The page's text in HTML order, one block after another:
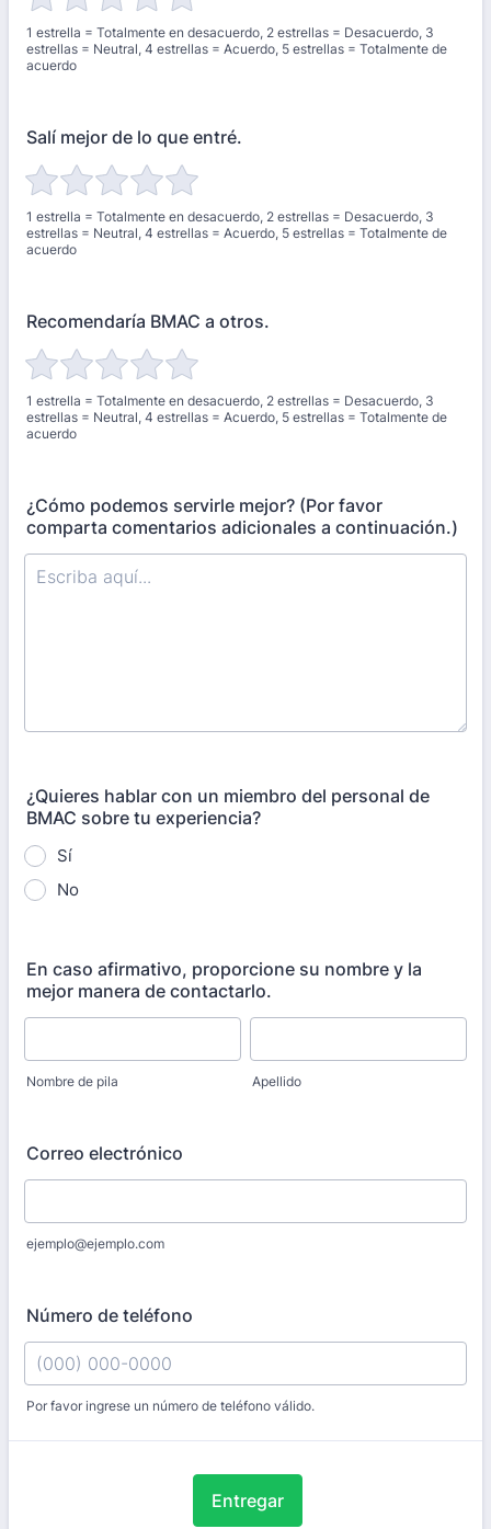
1 estrella = Totalmente en desacuerdo, 2 estrellas = Desacuerdo, 3
estrellas = Neutral, 4 estrellas = Acuerdo, 5 estrellas = Totalmente de
acuerdo
Salí mejor de lo que entré.
1 estrella = Totalmente en desacuerdo, 2 estrellas = Desacuerdo, 3
estrellas = Neutral, 4 estrellas = Acuerdo, 5 estrellas = Totalmente de
acuerdo
Recomendaría BMAC a otros.
1 estrella = Totalmente en desacuerdo, 2 estrellas = Desacuerdo, 3
estrellas = Neutral, 4 estrellas = Acuerdo, 5 estrellas = Totalmente de
acuerdo
¿Cómo podemos servirle mejor? (Por favor
comparta comentarios adicionales a continuación.)
¿Quieres hablar con un miembro del personal de
BMAC sobre tu experiencia?
Sí
No
En caso afirmativo, proporcione su nombre y la
mejor manera de contactarlo.
Nombre de pila Apellido
Correo electrónico
ejemplo@ejemplo.com
Número de teléfono
Por favor ingrese un número de teléfono válido.
Entregar